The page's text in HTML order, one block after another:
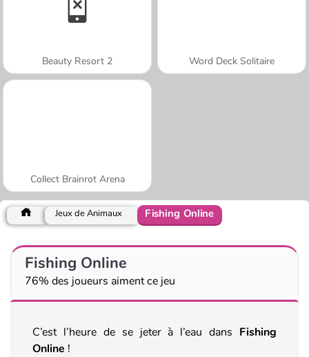
Beauty Resort 2 Word Deck Solitaire
Collect Brainrot Arena
Jeux de Animaux Fishing Online
Fishing Online
76% des joueurs aiment ce jeu
C’est l’heure de se jeter à l’eau dans Fishing
Online !